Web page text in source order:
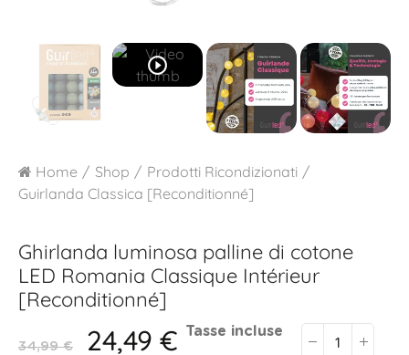
play_circle_outline
Home Shop
Prodotti Ricondizionati
Guirlanda Classica [Reconditionné]
Ghirlanda luminosa palline di cotone
LED Romania Classique Intérieur
[Reconditionné]
34,99 € 24,49 € Tasse incluse